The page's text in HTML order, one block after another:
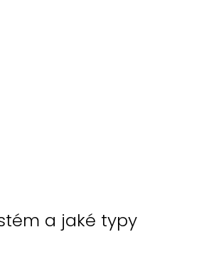
a jaké typy